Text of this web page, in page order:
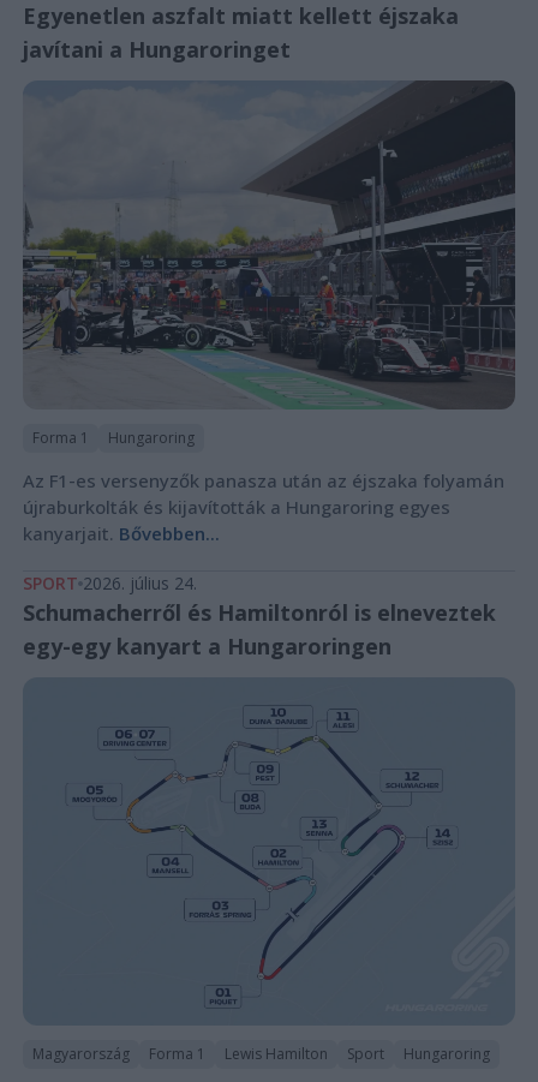
Egyenetlen aszfalt miatt kellett éjszaka
javítani a Hungaroringet
Forma 1 Hungaroring
Az F1-es versenyzők panasza után az éjszaka folyamán
újraburkolták és kijavították a Hungaroring egyes
kanyarjait. Bővebben...
SPORT 2026. július 24.
Schumacherről és Hamiltonról is elneveztek
egy-egy kanyart a Hungaroringen
Magyarország Forma 1 Lewis Hamilton Sport Hungaroring